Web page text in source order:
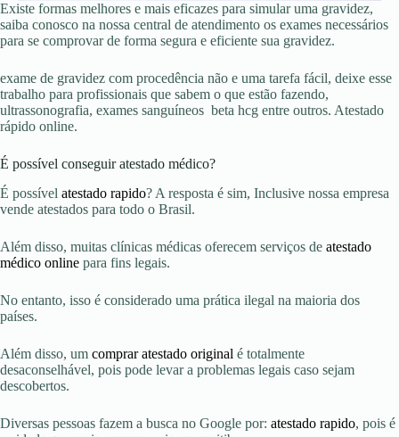
Existe formas melhores e mais eficazes para simular uma gravidez,
saiba conosco na nossa central de atendimento os exames necessários
para se comprovar de forma segura e eficiente sua gravidez.
exame de gravidez com procedência não e uma tarefa fácil, deixe esse
trabalho para profissionais que sabem o que estão fazendo,
ultrassonografia, exames sanguíneos beta hcg entre outros. Atestado
rápido online.
É possível conseguir atestado médico?
É possível atestado rapido? A resposta é sim, Inclusive nossa empresa
vende atestados para todo o Brasil.
Além disso, muitas clínicas médicas oferecem serviços de atestado
médico online para fins legais.
No entanto, isso é considerado uma prática ilegal na maioria dos
países.
Além disso, um comprar atestado original é totalmente
desaconselhável, pois pode levar a problemas legais caso sejam
descobertos.
Diversas pessoas fazem a busca no Google por: atestado rapido, pois é